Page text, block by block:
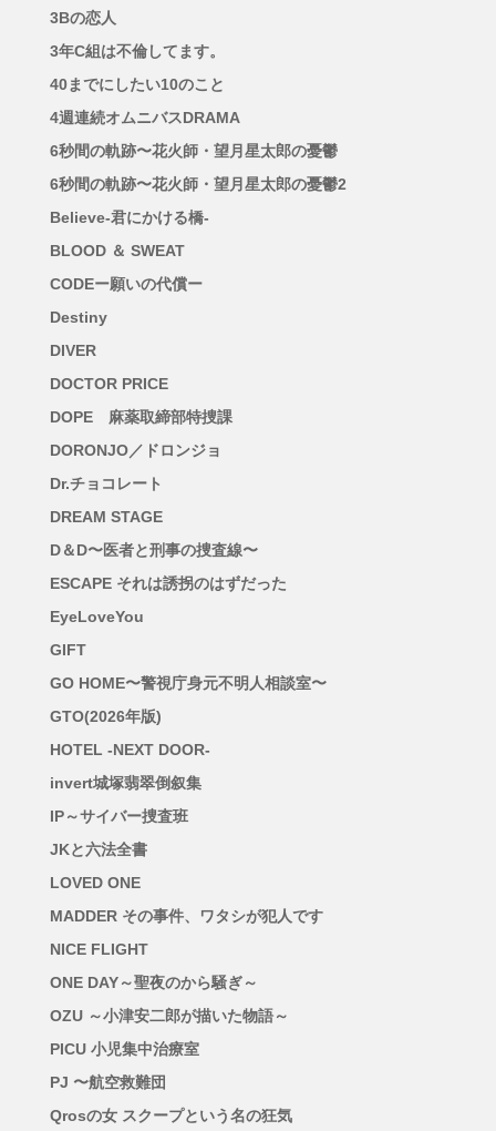
3Bの恋人
3年C組は不倫してます。
40までにしたい10のこと
4週連続オムニバスDRAMA
6秒間の軌跡〜花火師・望月星太郎の憂鬱
6秒間の軌跡〜花火師・望月星太郎の憂鬱2
Believe-君にかける橋-
BLOOD ＆ SWEAT
CODEー願いの代償ー
Destiny
DIVER
DOCTOR PRICE
DOPE 麻薬取締部特捜課
DORONJO／ドロンジョ
Dr.チョコレート
DREAM STAGE
D＆D〜医者と刑事の捜査線〜
ESCAPE それは誘拐のはずだった
EyeLoveYou
GIFT
GO HOME〜警視庁身元不明人相談室〜
GTO(2026年版)
HOTEL -NEXT DOOR-
invert城塚翡翠倒叙集
IP～サイバー捜査班
JKと六法全書
LOVED ONE
MADDER その事件、ワタシが犯人です
NICE FLIGHT
ONE DAY～聖夜のから騒ぎ～
OZU ～小津安二郎が描いた物語～
PICU 小児集中治療室
PJ 〜航空救難団
Qrosの女 スクープという名の狂気